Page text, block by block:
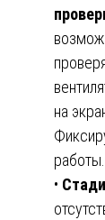
на
работы.
•